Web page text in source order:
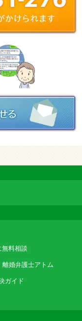
料相談
離婚弁護士アトム
ガイド